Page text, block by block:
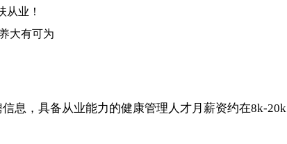
从业！
大有可为
息，具备从业能力的健康管理人才月薪资约在8k-20k